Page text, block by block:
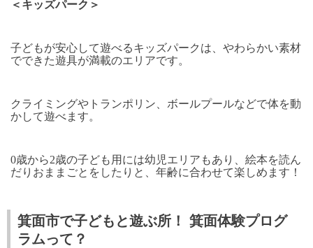
＜キッズパーク＞
子どもが安心して遊べるキッズパークは、やわらかい素材
でできた遊具が満載のエリアです。
クライミングやトランポリン、ボールプールなどで体を動
かして遊べます。
0歳から2歳の子ども用には幼児エリアもあり、絵本を読ん
だりおままごとをしたりと、年齢に合わせて楽しめます！
箕面市で子どもと遊ぶ所！ 箕面体験プログ
ラムって？